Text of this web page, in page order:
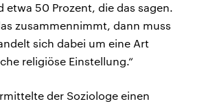
etwa 50 Prozent, die das sagen.
zusammennimmt, dann muss
sich dabei um eine Art
religiöse Einstellung.“
der Soziologe einen